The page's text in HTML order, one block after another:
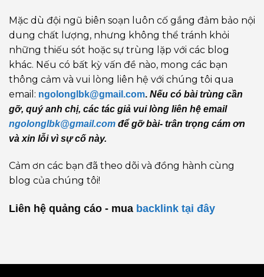
Mặc dù đội ngũ biên soạn luôn cố gắng đảm bảo nội
dung chất lượng, nhưng không thể tránh khỏi
những thiếu sót hoặc sự trùng lặp với các blog
khác. Nếu có bất kỳ vấn đề nào, mong các bạn
thông cảm và vui lòng liên hệ với chúng tôi qua
email: ngolonglbk@gmail.com. Nếu có bài trùng cần
gỡ, quý anh chị, các tác giả vui lòng liên hệ email
ngolonglbk@gmail.com để gỡ bài- trân trọng cám ơn
và xin lỗi vì sự cố này.
Cảm ơn các bạn đã theo dõi và đồng hành cùng
blog của chúng tôi!
Liên hệ quảng cáo - mua backlink tại đây